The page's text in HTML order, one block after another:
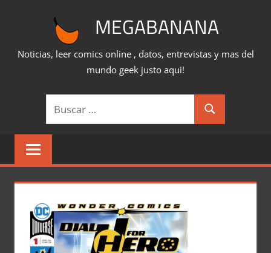
MEGABANANA
Noticias, leer comics online , datos, entrevistas y mas del
mundo geek justo aqui!
Buscar:
Buscar